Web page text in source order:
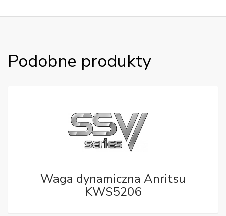
Podobne produkty
Waga dynamiczna Anritsu
KWS5206